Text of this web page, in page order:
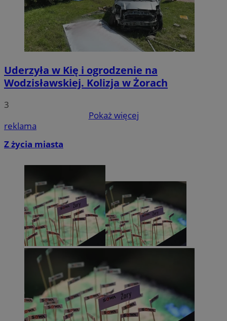
Uderzyła w Kię i ogrodzenie na
Wodzisławskiej. Kolizja w Żorach
3
Pokaż więcej
reklama
Z życia miasta